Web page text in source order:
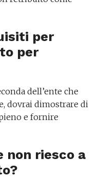
per
per
dell’ente che
dovrai dimostrare di
e fornire
non riesco a